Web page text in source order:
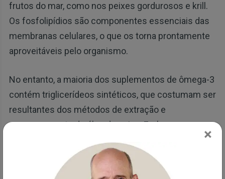
frutos do mar, como nos peixes gordurosos e krill.
Os fosfolipídios são componentes essenciais das
membranas celulares, o que os torna prontamente
aproveitáveis pelo organismo.
No entanto, a maioria dos suplementos de ômega-3
contém triglicerídeos sintéticos, que costumam ser
resultantes dos métodos de extração e
processamento do óleo de peixe. Embora os
eles não são tão facilmente absorvidos quanto os
fosfolipídios. Pesquisas sugerem que os
×